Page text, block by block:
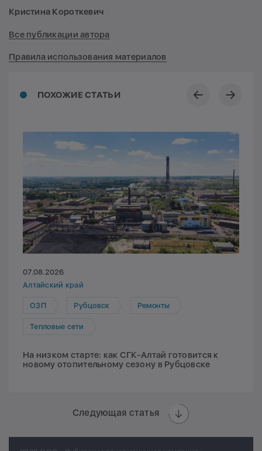
ПОХОЖИЕ СТАТЬИ
07.08.2026
Алтайский край
ОЗП Рубцовск Ремонты
Тепловые сети
На низком старте: как СГК-Алтай готовится к
новому отопительному сезону в Рубцовске
Следующая статья
Кристина Короткевич
Все публикации автора
Правила использования материалов